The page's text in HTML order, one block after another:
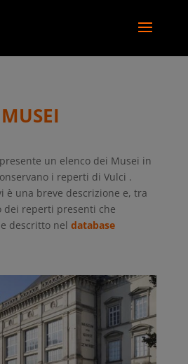
MUSEI
un elenco dei Musei in
i reperti di Vulci .
è una breve descrizione e, tra
dei reperti presenti che
descritto nel database